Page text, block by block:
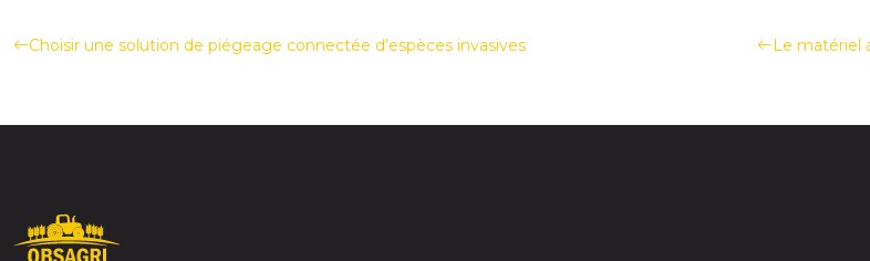
Choisir une solution de piégeage connectée d’espèces invasives Le matériel